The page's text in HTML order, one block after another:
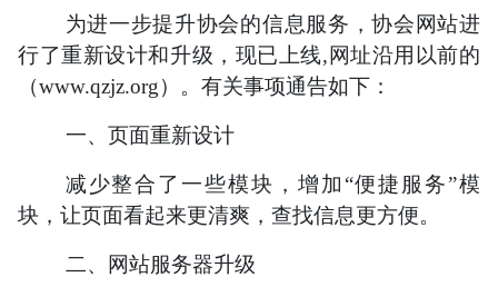
为进一步提升协会的信息服务，协会网站进
行了重新设计和升级，现已上线,网址沿用以前的
（www.qzjz.org）。有关事项通告如下：
一、页面重新设计
减少整合了一些模块，增加“便捷服务”模
块，让页面看起来更清爽，查找信息更方便。
二、网站服务器升级